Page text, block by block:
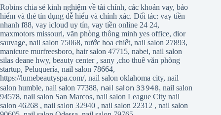
Robins chia sẻ kinh nghiệm về tài chính, các khoản vay, bảo
hiểm và thẻ tín dụng dễ hiểu và chính xác. Đối tác: vay tiền
nhanh f88, vay icloud uy tín, vay tiền online 24 24,
maxmotors missouri, văn phòng thông minh yes office, dior
sauvage, nail salon 75068, nước hoa chiết, nail salon 27893,
manicure murfreesboro, hair salon 47715, nabei, nail salon
silas deane hwy, beauty center, sany ,cho thuê văn phòng
startup, Peluquería, nail salon 78664,
https://lumebeautyspa.com/, nail salon oklahoma city, nail
salon humble, nail salon 77388, nail salon 33948,nail salon
94578, nail salon San Marcos, nail salon League City nail
salon 46268 , nail salon 32940 , nail salon 22312 , nail salon